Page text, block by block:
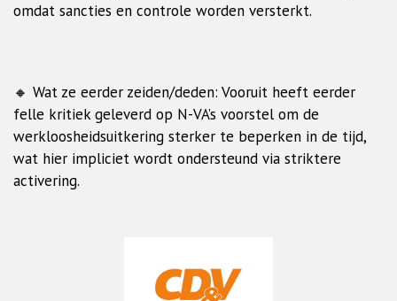
omdat sancties en controle worden versterkt.
🔸 Wat ze eerder zeiden/deden: Vooruit heeft eerder
felle kritiek geleverd op N-VA’s voorstel om de
werkloosheidsuitkering sterker te beperken in de tijd,
wat hier impliciet wordt ondersteund via striktere
activering.